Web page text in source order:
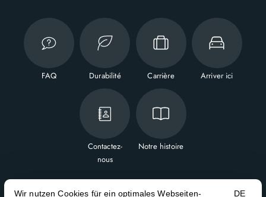
FAQ Durabilité Carrière Arriver ici
Contactez-
nous
Notre histoire